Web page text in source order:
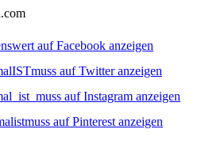
auf Facebook anzeigen
auf Twitter anzeigen
auf Instagram anzeigen
auf Pinterest anzeigen